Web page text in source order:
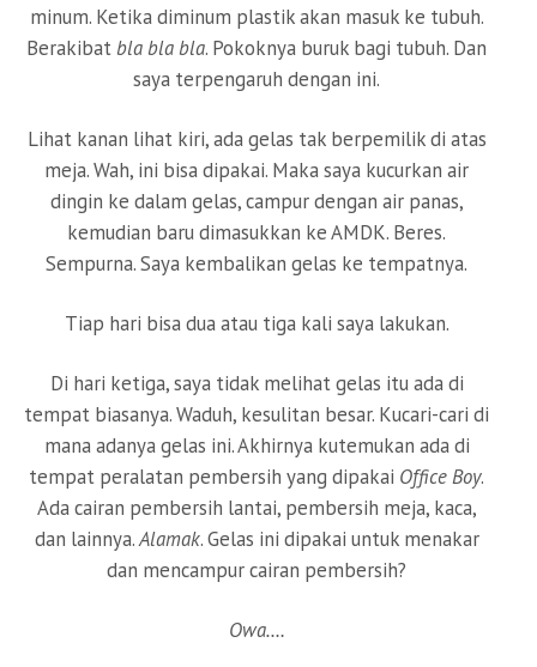
minum. Ketika diminum plastik akan masuk ke tubuh.
Berakibat bla bla bla. Pokoknya buruk bagi tubuh. Dan
saya terpengaruh dengan ini.
Lihat kanan lihat kiri, ada gelas tak berpemilik di atas
meja. Wah, ini bisa dipakai. Maka saya kucurkan air
dingin ke dalam gelas, campur dengan air panas,
kemudian baru dimasukkan ke AMDK. Beres.
Sempurna. Saya kembalikan gelas ke tempatnya.
Tiap hari bisa dua atau tiga kali saya lakukan.
Di hari ketiga, saya tidak melihat gelas itu ada di
tempat biasanya. Waduh, kesulitan besar. Kucari-cari di
mana adanya gelas ini. Akhirnya kutemukan ada di
tempat peralatan pembersih yang dipakai Office Boy.
Ada cairan pembersih lantai, pembersih meja, kaca,
dan lainnya.Alamak. Gelas ini dipakai untuk menakar
dan mencampur cairan pembersih?
Owa….